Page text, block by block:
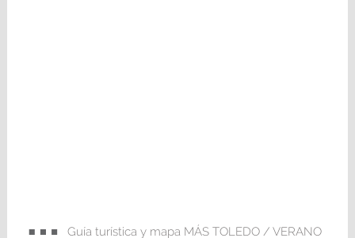
Guía turística y mapa MÁS TOLEDO / VERANO